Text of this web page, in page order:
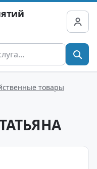
товары